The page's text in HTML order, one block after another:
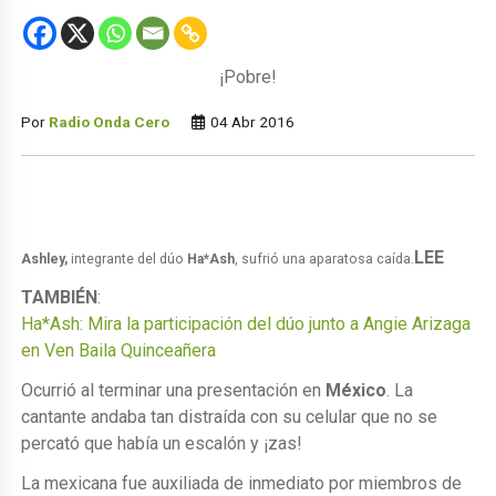
¡Pobre!
Por Radio Onda Cero 04 Abr 2016
Ashley, integrante del dúo Ha*Ash , sufrió una aparatosa caída. LEE
TAMBIÉN:
Ha*Ash: Mira la participación del dúo junto a Angie Arizaga
en Ven Baila Quinceañera
Ocurrió al terminar una presentación en México . La
cantante andaba tan distraída con su celular que no se
percató que había un escalón y ¡zas!
La mexicana fue auxiliada de inmediato por miembros de